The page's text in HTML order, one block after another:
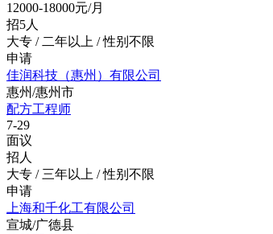
12000-18000元/月
招5人
大专 / 二年以上 / 性别不限
申请
佳润科技（惠州）有限公司
惠州/惠州市
配方工程师
7-29
面议
招人
大专 / 三年以上 / 性别不限
申请
上海和千化工有限公司
宣城/广德县